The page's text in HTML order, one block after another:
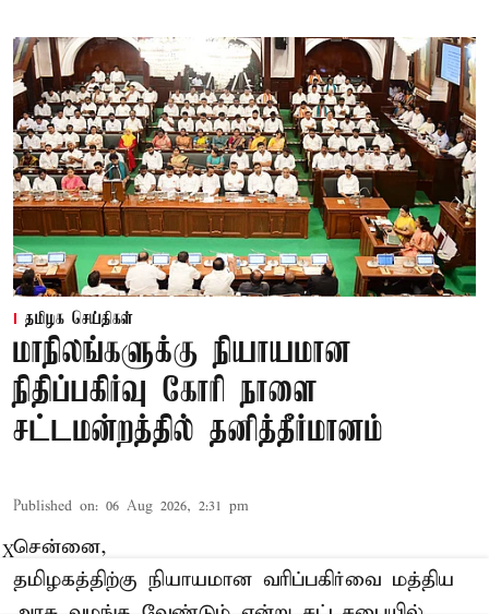
தமிழக செய்திகள்
மாநிலங்களுக்கு நியாயமான
நிதிப்பகிர்வு கோரி நாளை
சட்டமன்றத்தில் தனித்தீர்மானம்
Published on: 06 Aug 2026, 2:31 pm
சென்னை,
தமிழகத்திற்கு நியாயமான வரிப்பகிர்வை மத்திய
X